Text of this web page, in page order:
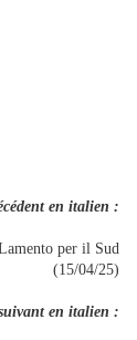
en italien :
per il Sud
(15/04/25)
en italien :